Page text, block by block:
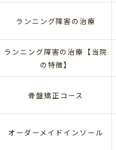
ランニング障害の治療
ランニング障害の治療【当院
の特徴】
骨盤矯正コース
オーダーメイドインソール